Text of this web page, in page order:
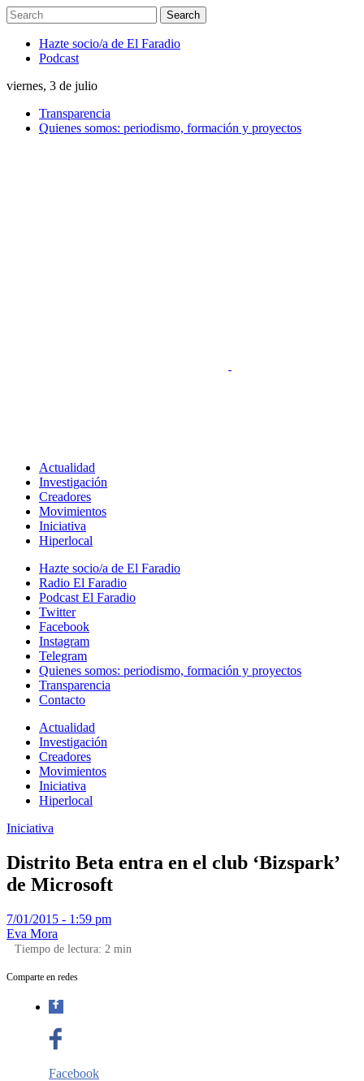
Hazte socio/a de El Faradio
Podcast
viernes, 3 de julio
Transparencia
Quienes somos: periodismo, formación y proyectos
Actualidad
Investigación
Creadores
Movimientos
Iniciativa
Hiperlocal
Hazte socio/a de El Faradio
Radio El Faradio
Podcast El Faradio
Twitter
Facebook
Instagram
Telegram
Quienes somos: periodismo, formación y proyectos
Transparencia
Contacto
Actualidad
Investigación
Creadores
Movimientos
Iniciativa
Hiperlocal
Iniciativa
Distrito Beta entra en el club ‘Bizspark’
de Microsoft
7/01/2015 - 1:59 pm
Eva Mora
Tiempo de lectura: 2 min
Comparte en redes
Facebook